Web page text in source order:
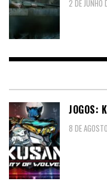
2 DE
JOGOS:
8 DE